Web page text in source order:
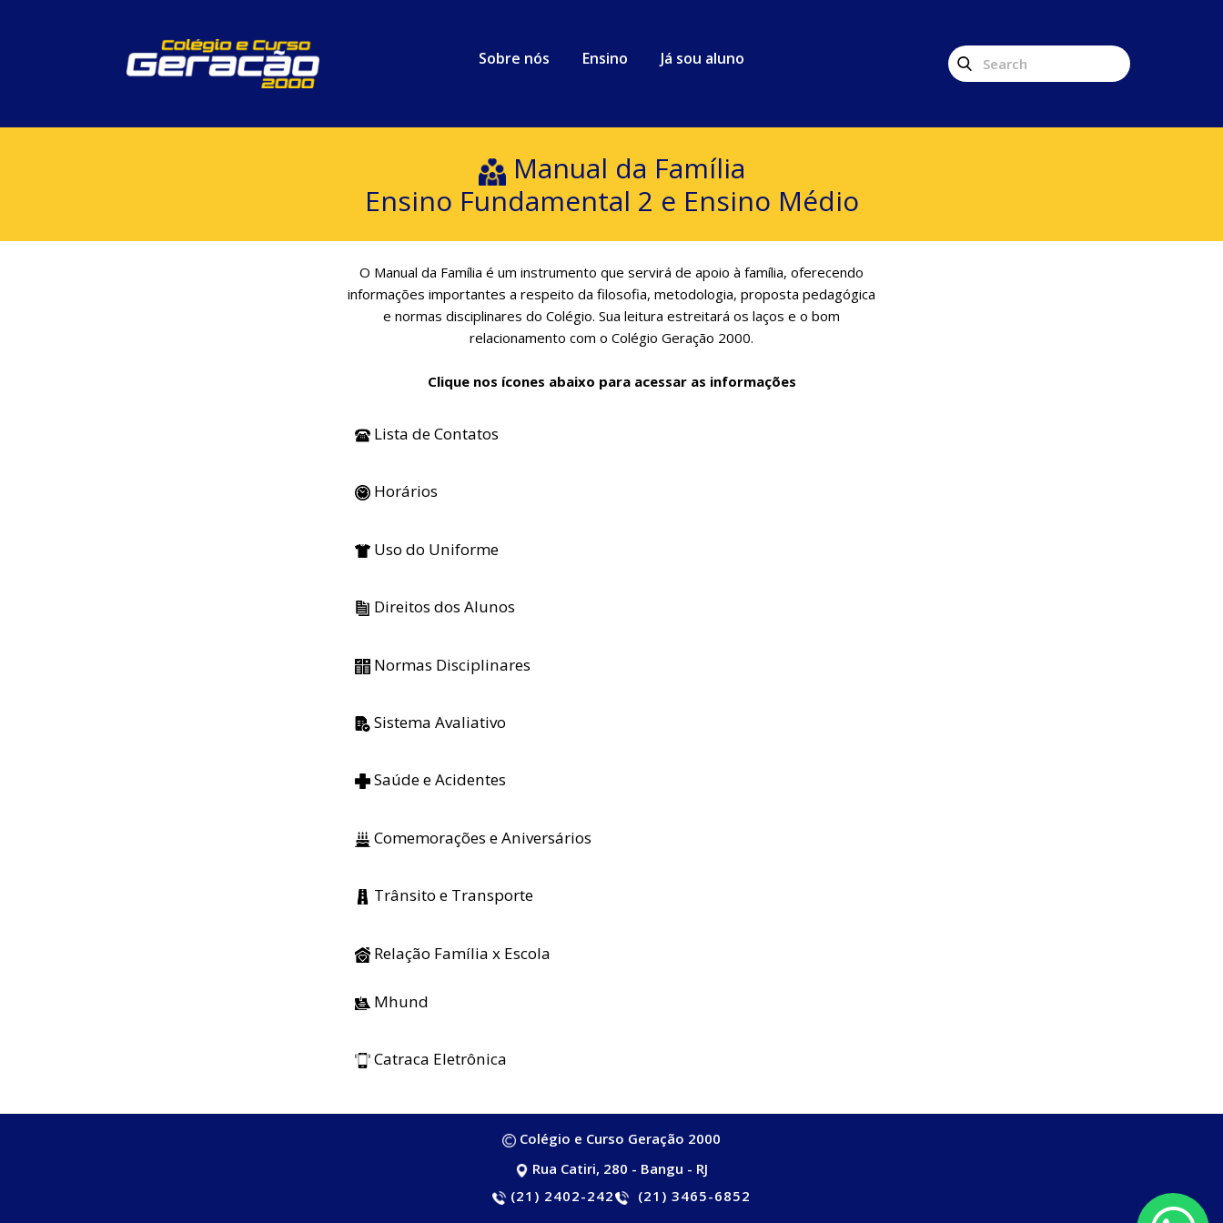
Sobre nós Ensino Já sou aluno
Manual da Família
Ensino Fundamental 2 e Ensino Médio
O Manual da Família é um instrumento que servirá de apoio à família, oferecendo
informações importantes a respeito da filosofia, metodologia, proposta pedagógica
e normas disciplinares do Colégio. Sua leitura estreitará os laços e o bom
relacionamento com o Colégio Geração 2000.
Clique nos ícones abaixo para acessar as informações
Lista de Contatos
Horários
Uso do Uniforme
Direitos dos Alunos
Normas Disciplinares
Sistema Avaliativo
Saúde e Acidentes
Comemorações e Aniversários
Trânsito e Transporte
Relação Família x Escola
Mhund
Catraca Eletrônica
Colégio e Curso Geração 2000
Rua Catiri, 280 - Bangu - RJ
(21) 2402-2421
(21) 3465-6852